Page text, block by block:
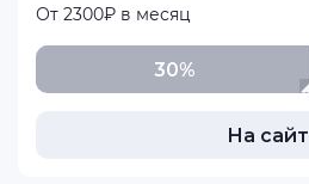
От 2300₽ в месяц
30%
На сайт